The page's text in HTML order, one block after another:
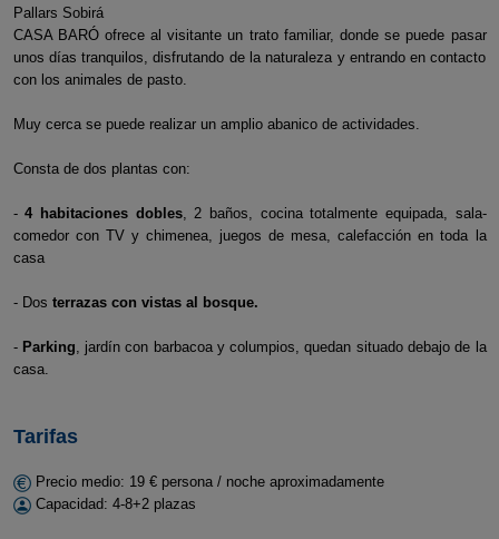
Pallars Sobirá
CASA BARÓ ofrece al visitante un trato familiar, donde se puede pasar
unos días tranquilos, disfrutando de la naturaleza y entrando en contacto
con los animales de pasto.
Muy cerca se puede realizar un amplio abanico de actividades.
Consta de dos plantas con:
-4 habitaciones dobles, 2 baños, cocina totalmente equipada, sala-
comedor con TV y chimenea, juegos de mesa, calefacción en toda la
casa
- Dos terrazas con vistas al bosque.
- Parking, jardín con barbacoa y columpios, quedan situado debajo de la
casa.
Tarifas
Precio medio: 19 € persona / noche aproximadamente
Capacidad: 4-8+2 plazas